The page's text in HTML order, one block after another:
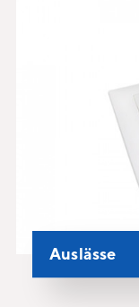
Auslässe